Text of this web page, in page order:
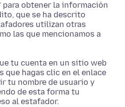
para obtener la información
que se ha descrito
utilizan otras
las que mencionamos a
tu cuenta en un sitio web
que hagas clic en el enlace
tu nombre de usuario y
de esta forma tu
al estafador.